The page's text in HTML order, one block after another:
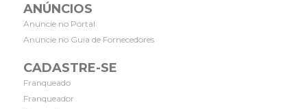
ANÚNCIOS
Anuncie no Portal
Anuncie no Guia de Fornecedores
CADASTRE-SE
Franqueado
Franqueador